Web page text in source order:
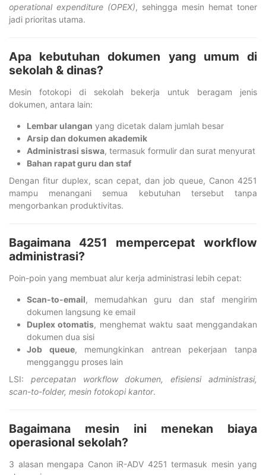
operational expenditure (OPEX), sehingga mesin hemat toner
jadi prioritas utama.
Apa kebutuhan dokumen yang umum di
sekolah & dinas?
Mesin fotokopi di sekolah bekerja untuk beragam jenis
dokumen, antara lain:
Lembar ulangan yang dicetak dalam jumlah besar
Arsip dan dokumen akademik
Administrasi siswa, termasuk formulir dan surat menyurat
Bahan rapat guru dan staf
Dengan fitur duplex, scan cepat, dan job queue, Canon 4251
mampu menangani semua kebutuhan tersebut tanpa
mengorbankan produktivitas.
Bagaimana 4251 mempercepat workflow
administrasi?
Poin-poin yang membuat alur kerja administrasi lebih cepat:
Scan-to-email, memudahkan guru dan staf mengirim
dokumen langsung ke email
Duplex otomatis, menghemat waktu saat menggandakan
dokumen dua sisi
Job queue, memungkinkan antrean pekerjaan tanpa
mengganggu proses lain
LSI: percepatan workflow dokumen, efisiensi administrasi,
scan-to-folder, mesin fotokopi kantor.
Bagaimana mesin ini menekan biaya
operasional sekolah?
3 alasan mengapa Canon iR-ADV 4251 termasuk mesin yang